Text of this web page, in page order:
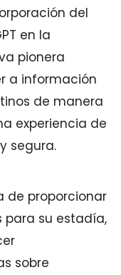
del
en la
pionera
a información
de manera
experiencia de
segura.
de proporcionar
para su estadía,
sobre